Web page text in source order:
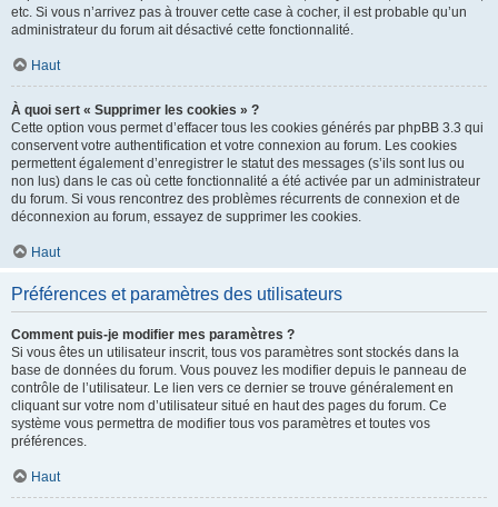
etc. Si vous n’arrivez pas à trouver cette case à cocher, il est probable qu’un
administrateur du forum ait désactivé cette fonctionnalité.
Haut
À quoi sert « Supprimer les cookies » ?
Cette option vous permet d’effacer tous les cookies générés par phpBB 3.3 qui
conservent votre authentification et votre connexion au forum. Les cookies
permettent également d’enregistrer le statut des messages (s’ils sont lus ou
non lus) dans le cas où cette fonctionnalité a été activée par un administrateur
du forum. Si vous rencontrez des problèmes récurrents de connexion et de
déconnexion au forum, essayez de supprimer les cookies.
Haut
Préférences et paramètres des utilisateurs
Comment puis-je modifier mes paramètres ?
Si vous êtes un utilisateur inscrit, tous vos paramètres sont stockés dans la
base de données du forum. Vous pouvez les modifier depuis le panneau de
contrôle de l’utilisateur. Le lien vers ce dernier se trouve généralement en
cliquant sur votre nom d’utilisateur situé en haut des pages du forum. Ce
système vous permettra de modifier tous vos paramètres et toutes vos
préférences.
Haut